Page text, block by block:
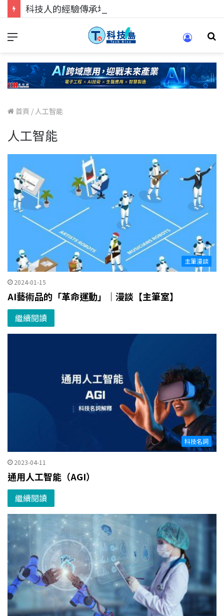
首頁 / 人工智能
人工智能
主筆漫談
2024-01-15
AI藝術品的「革命運動」｜漫談【主筆室】
繼續閱讀
科技名詞
2023-04-11
通用人工智能（AGI）
繼續閱讀